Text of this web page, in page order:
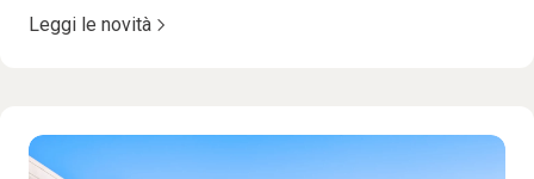
Leggi le novità